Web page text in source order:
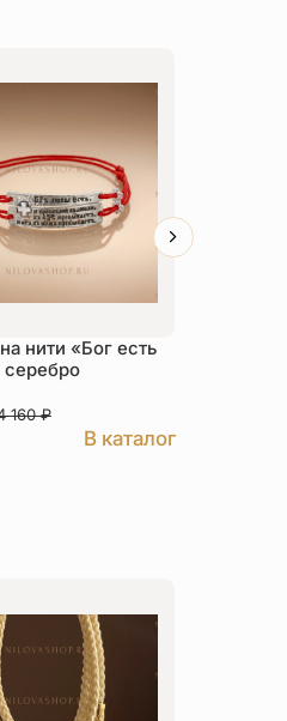
нити «Бог есть
160₽
В каталог